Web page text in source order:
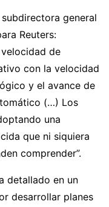
general
Reuters:
de
con la velocidad
y el avance de
(…) Los
una
que ni siquiera
comprender”.
detallado en un
desarrollar planes